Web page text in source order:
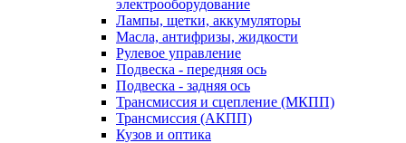
электрооборудование
Лампы, щетки, аккумуляторы
Масла, антифризы, жидкости
Рулевое управление
Подвеска - передняя ось
Подвеска - задняя ось
Трансмиссия и сцепление (МКПП)
Трансмиссия (АКПП)
Кузов и оптика